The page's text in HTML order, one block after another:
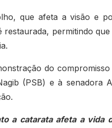
que afeta a visão e
restaurada, permitindo que
do compromisso
(PSB) e à senadora
a catarata afeta a vida